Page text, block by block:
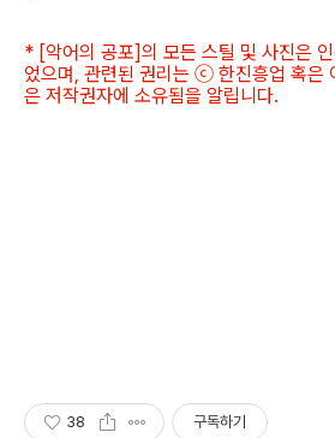
* [악어의 공포]의 모든 스틸 및 사진은
었으며, 관련된 권리는 ⓒ 한진흥업 혹은
은 저작권자에 소유됨을 알립니다.
38 구독하기